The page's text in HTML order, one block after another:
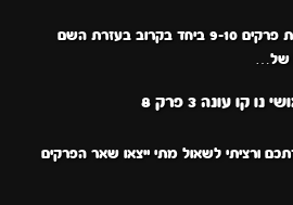
אנחנו עובדים על זה נעלה את פרקים 9-10 ביחד בקרוב בעזרת השם
נו קו עונה 3 פרק 8
ורציתי לשאול מתי ייצאו שאר הפרקים